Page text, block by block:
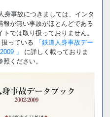
身事故につきましては、インタ
報が無い事故がほとんどである
トでは取り扱っておりません。
っている
「鉄道人身事故デー
」
に詳しく載っておりま
ください。